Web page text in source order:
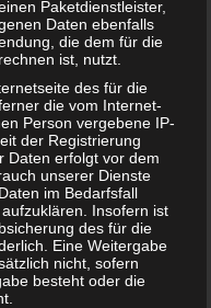
Paketdienstleister,
Daten ebenfalls
die dem für die
ist, nutzt.
des für die
die vom Internet-
Person vergebene IP-
der Registrierung
Daten erfolgt vor dem
unserer Dienste
im Bedarfsfall
Insofern ist
des für die
Eine Weitergabe
nicht, sofern
besteht oder die